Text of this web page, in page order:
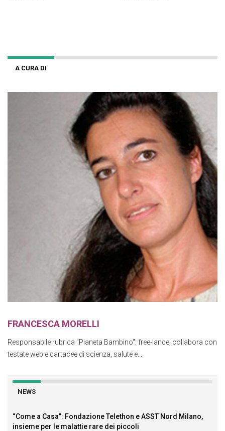
A CURA DI
FRANCESCA MORELLI
Responsabile rubrica "Pianeta Bambino": free-lance, collabora con
testate web e cartacee di scienza, salute e...
NEWS
“Come a Casa”: Fondazione Telethon e ASST Nord Milano,
insieme per le malattie rare dei piccoli